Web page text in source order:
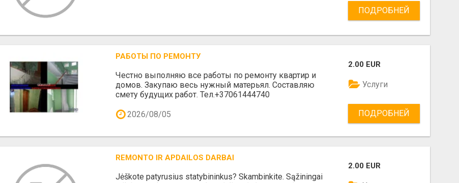
ПОДРОБНЕЙ
РАБОТЫ ПО РЕМОНТУ
Честно выполняю все работы по ремонту квартир и
домов. Закупаю весь нужный матерьял. Составляю
смету будущих работ. Тел.+37061444740
2026/08/05
2.00 EUR
Услуги
ПОДРОБНЕЙ
REMONTO IR APDAILOS DARBAI
Jėškote patyrusius statybininkus? Skambinkite. Sąžiningai
2.00 EUR